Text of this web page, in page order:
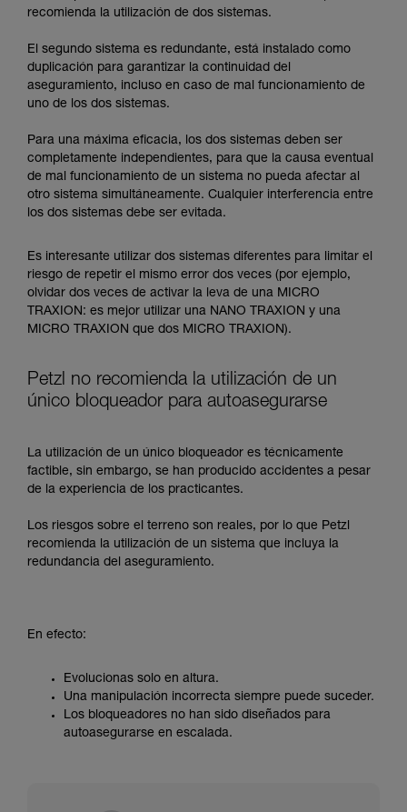
recomienda la utilización de dos sistemas.
El segundo sistema es redundante, está instalado como
duplicación para garantizar la continuidad del
aseguramiento, incluso en caso de mal funcionamiento de
uno de los dos sistemas.
Para una máxima eficacia, los dos sistemas deben ser
completamente independientes, para que la causa eventual
de mal funcionamiento de un sistema no pueda afectar al
otro sistema simultáneamente. Cualquier interferencia entre
los dos sistemas debe ser evitada.
Es interesante utilizar dos sistemas diferentes para limitar el
riesgo de repetir el mismo error dos veces (por ejemplo,
olvidar dos veces de activar la leva de una MICRO
TRAXION: es mejor utilizar una NANO TRAXION y una
MICRO TRAXION que dos MICRO TRAXION).
Petzl no recomienda la utilización de un
único bloqueador para autoasegurarse
La utilización de un único bloqueador es técnicamente
factible, sin embargo, se han producido accidentes a pesar
de la experiencia de los practicantes.
Los riesgos sobre el terreno son reales, por lo que Petzl
recomienda la utilización de un sistema que incluya la
redundancia del aseguramiento.
En efecto:
Evolucionas solo en altura.
Una manipulación incorrecta siempre puede suceder.
Los bloqueadores no han sido diseñados para
autoasegurarse en escalada.